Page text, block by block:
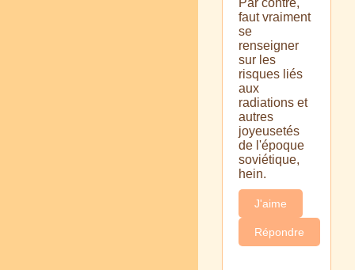
faut vraiment
se
renseigner
sur les
risques liés
aux
radiations et
autres
joyeusetés
de l'époque
soviétique,
hein.
J'aime
Répondre